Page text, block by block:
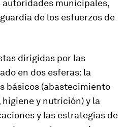
municipales,
de los esfuerzos de
dirigidas por las
en dos esferas: la
básicos (abastecimiento
higiene y nutrición) y la
y las estrategias de